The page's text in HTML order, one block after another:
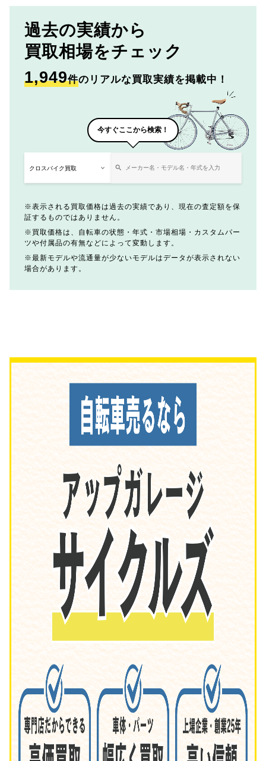
過去の実績から
買取相場をチェック
1,949件のリアルな買取実績を掲載中！
今すぐここから検索！
表示される買取価格は過去の実績であり、現在の査定額を保
証するものではありません。
買取価格は、自転車の状態・年式・市場相場・カスタムパー
ツや付属品の有無などによって変動します。
最新モデルや流通量が少ないモデルはデータが表示されない
場合があります。